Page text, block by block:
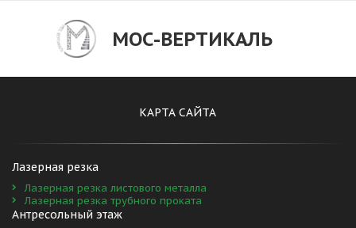
МОС-ВЕРТИКАЛЬ
КАРТА САЙТА
Лазерная резка
Лазерная резка листового металла
Лазерная резка трубного проката
Антресольный этаж